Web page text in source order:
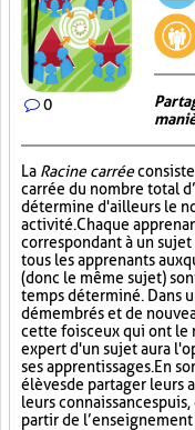
0
La Racine carréeconsiste
carrée du nombre total
détermine d'ailleurs le
activité. Chaque
correspondant à un
tous les apprenants
(donc le même sujet)
temps déterminé. Dans
démembrés et de
cette fois ceux qui ont le
expert d'un sujet aura
ses apprentissages. En
élèves de partager leurs
leurs connaissances
partir de